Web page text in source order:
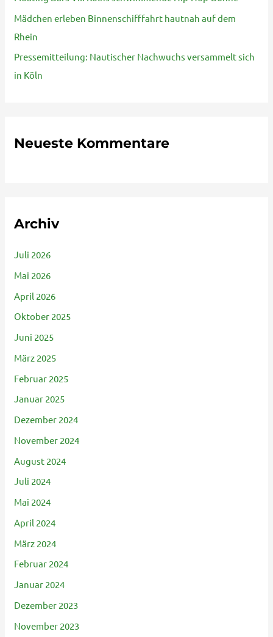
h
:
Mädchen erleben Binnenschifffahrt hautnah auf dem
Rhein
Pressemitteilung: Nautischer Nachwuchs versammelt sich
in Köln
Neueste Kommentare
Archiv
Juli 2026
Mai 2026
April 2026
Oktober 2025
Juni 2025
März 2025
Februar 2025
Januar 2025
Dezember 2024
November 2024
August 2024
Juli 2024
Mai 2024
April 2024
März 2024
Februar 2024
Januar 2024
Dezember 2023
November 2023